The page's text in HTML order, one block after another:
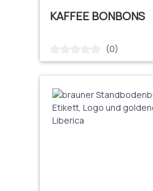
KAFFEE BONBONS
Durchschnittliche
(0)